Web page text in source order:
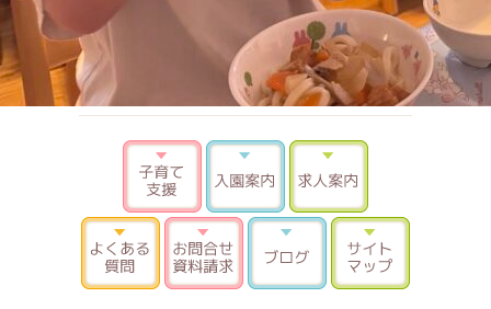
子育て支援入園案内
よくある質問お問合せ 資料請求
ブログ